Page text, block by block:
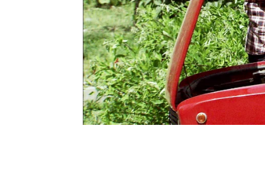
Publicado:15 de febrero de 2019, 21:13
cengiz omer Turquía ali